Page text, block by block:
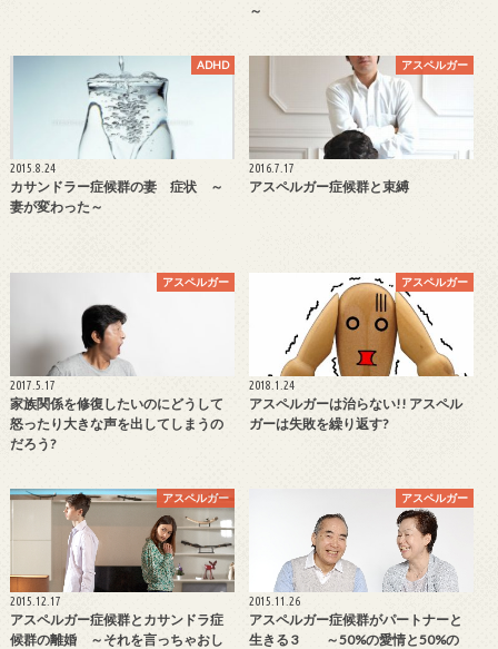
～
ADHD
2015.8.24
カサンドラー症候群の妻 症状 ～
妻が変わった～
アスペルガー
2016.7.17
アスペルガー症候群と束縛
アスペルガー
2017.5.17
家族関係を修復したいのにどうして
怒ったり大きな声を出してしまうの
だろう?
アスペルガー
2018.1.24
アスペルガーは治らない!! アスペル
ガーは失敗を繰り返す?
アスペルガー
2015.12.17
アスペルガー症候群とカサンドラ症
候群の離婚 ～それを言っちゃおし
アスペルガー
2015.11.26
アスペルガー症候群がパートナーと
生きる 3 ～50%の愛情と50%の